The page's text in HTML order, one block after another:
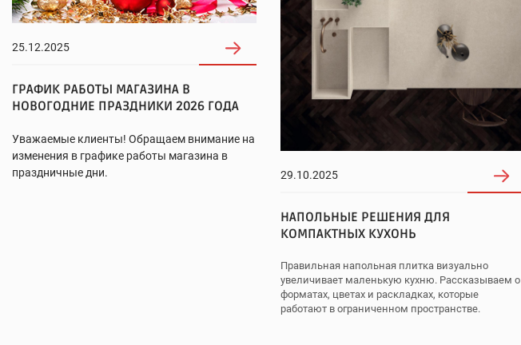
25.12.2025
ГРАФИК РАБОТЫ МАГАЗИНА В
НОВОГОДНИЕ ПРАЗДНИКИ 2026 ГОДА
Уважаемые клиенты! Обращаем внимание на
изменения в графике работы магазина в
праздничные дни.
29.10.2025
НАПОЛЬНЫЕ РЕШЕНИЯ ДЛЯ
КОМПАКТНЫХ КУХОНЬ
Правильная напольная плитка визуально
увеличивает маленькую кухню. Рассказываем о
форматах, цветах и раскладках, которые
работают в ограниченном пространстве.